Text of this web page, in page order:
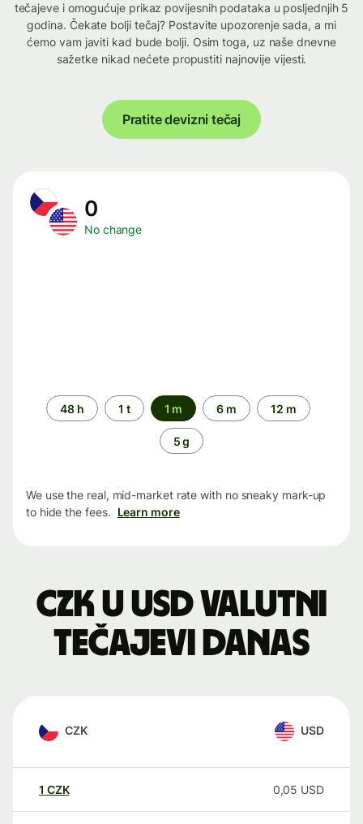
tečajeve i omogućuje prikaz povijesnih podataka u posljednjih 5
godina. Čekate bolji tečaj? Postavite upozorenje sada, a mi
ćemo vam javiti kad bude bolji. Osim toga, uz naše dnevne
sažetke nikad nećete propustiti najnovije vijesti.
Pratite devizni tečaj
0
No change
Time
period
48 h 1 t 1 m 6 m 12 m
5 g
We use the real, mid-market rate with no sneaky mark-up
to hide the fees. Learn more
CZK u USD valutni
tečajevi danas
CZK USD
1 CZK 0,05 USD